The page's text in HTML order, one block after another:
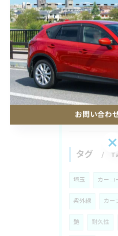
タグ
埼玉 カーコ
紫外線 カー
艶 耐久性
お問い合わ
お問い合わ